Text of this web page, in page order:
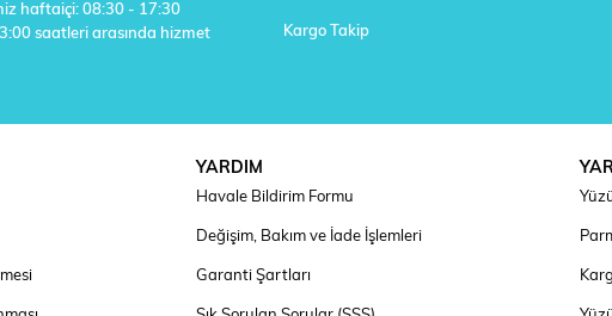
haftaiçi: 08:30 - 17:30
saatleri arasında hizmet
Kargo Takip
YARDIM
Havale Bildirim Formu
Değişim, Bakım ve İade İşlemleri
Garanti Şartları